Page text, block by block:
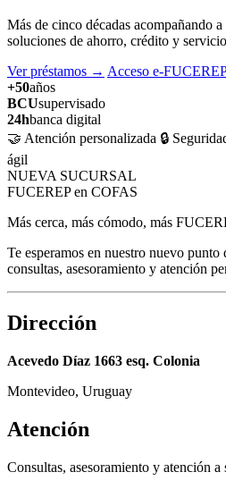
Más de cinco décadas acompañando
soluciones de ahorro, crédito y
Ver préstamos → Acceso e-
+50años
BCUsupervisado
24hbanca digital
🤝 Atención personalizada 🔒
ágil
NUEVA SUCURSAL
FUCEREP en COFAS
Más cerca, más cómodo, más
Te esperamos en nuestro nuevo
consultas, asesoramiento y atención
Dirección
Acevedo Díaz 1663 esq. Colonia
Montevideo, Uruguay
Atención
Consultas, asesoramiento y atención a